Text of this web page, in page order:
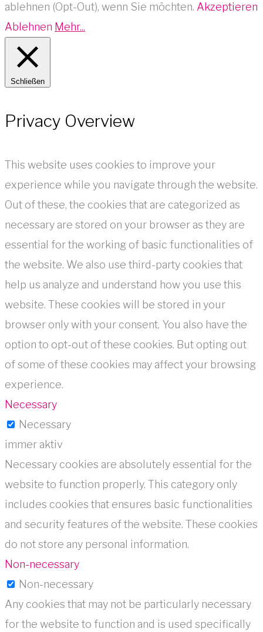
ablehnen (Opt-Out), wenn Sie möchten. Akzeptieren
Ablehnen Mehr...
Schließen
Privacy Overview
This website uses cookies to improve your
experience while you navigate through the website.
Out of these, the cookies that are categorized as
necessary are stored on your browser as they are
essential for the working of basic functionalities of
the website. We also use third-party cookies that
help us analyze and understand how you use this
website. These cookies will be stored in your
browser only with your consent. You also have the
option to opt-out of these cookies. But opting out
of some of these cookies may affect your browsing
experience.
Necessary
Necessary
immer aktiv
Necessary cookies are absolutely essential for the
website to function properly. This category only
includes cookies that ensures basic functionalities
and security features of the website. These cookies
do not store any personal information.
Non-necessary
Non-necessary
Any cookies that may not be particularly necessary
for the website to function and is used specifically